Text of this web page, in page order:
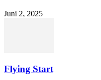
Juni 2, 2025
Flying Start